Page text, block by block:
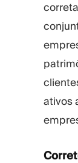
ativos